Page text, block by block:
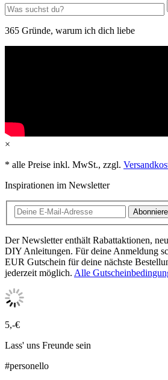
365 Gründe, warum ich dich liebe
×
* alle Preise inkl. MwSt., zzgl.
Inspirationen im Newsletter
Der Newsletter enthält Rabattaktionen,
DIY Anleitungen. Für deine Anmeldung
EUR Gutschein für deine nächste
jederzeit möglich. Alle
5,-€
Lass' uns Freunde sein
#personello